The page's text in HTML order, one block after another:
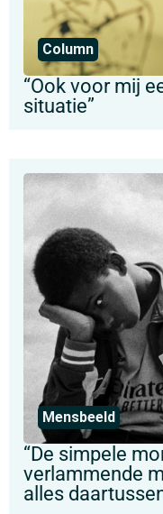
Column
“Ook voor mij
situatie”
Mensbeeld
“De simpele
verlammende
alles